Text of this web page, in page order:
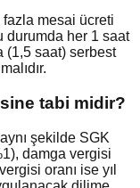
mesai ücreti
durumda her 1 saat
(1,5 saat) serbest
tabi midir?
şekilde SGK
damga vergisi
oranı ise yıl